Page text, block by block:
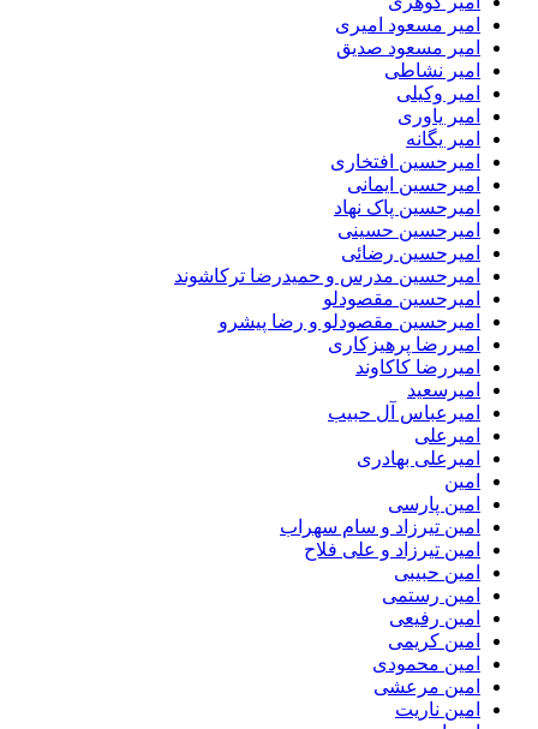
امیر مسعود امیری
امیر مسعود صدیق
امیر نشاطی
امیر وکیلی
امیر یاوری
امیر یگانه
امیرحسین افتخاری
امیرحسین ایمانی
امیرحسین پاک نهاد
امیرحسین حسینی
امیرحسین رضائی
امیرحسین مدرس و حمیدرضا ترکاشوند
امیرحسین مقصودلو
امیرحسین مقصودلو و رضا پیشرو
امیررضا پرهیزکاری
امیررضا کاکاوند
امیرسعید
امیرعباس آل حبیب
امیرعلی
امیرعلی بهادری
امین
امین پارسی
امین تیرزاد و سام سهراب
امین تیرزاد و علی فلاح
امین حبیبی
امین رستمی
امین رفیعی
امین کریمی
امین محمودی
امین مرعشی
امین ناریت